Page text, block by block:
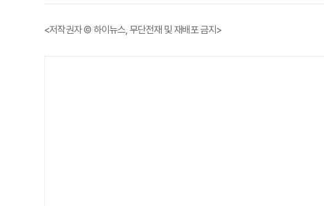
<저작권자 © 하이뉴스, 무단전재 및 재배포 금지>